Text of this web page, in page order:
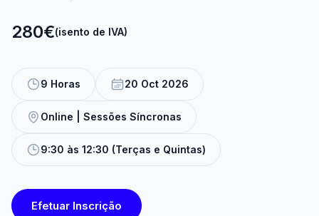
280€(isento de IVA)
9 Horas 20 Oct 2026
Online | Sessões Síncronas
9:30 às 12:30 (Terças e Quintas)
Efetuar Inscrição